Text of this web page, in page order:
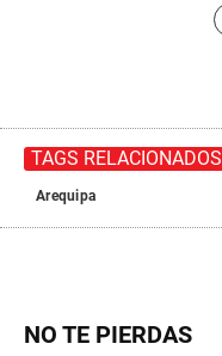
TAGS RELACIONADOS
Arequipa
NO TE PIERDAS